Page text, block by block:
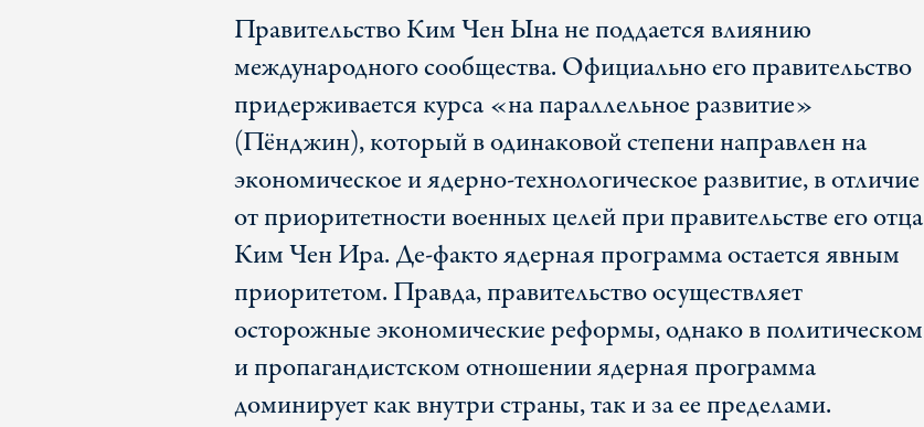
Правительство Ким Чен Ына не поддается влиянию
международного сообщества. Официально его правительство
придерживается курса «на параллельное развитие»
(Пёнджин), который в одинаковой степени направлен на
экономическое и ядерно-технологическое развитие, в отличие
от приоритетности военных целей при правительстве его отца
Ким Чен Ира. Де-факто ядерная программа остается явным
приоритетом. Правда, правительство осуществляет
осторожные экономические реформы, однако в политическом
и пропагандистском отношении ядерная программа
доминирует как внутри страны, так и за ее пределами.